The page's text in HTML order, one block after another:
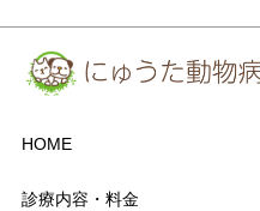
HOME
診療内容・料金